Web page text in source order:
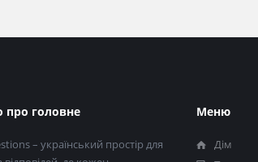
про головне
– український простір для
Меню
Дім